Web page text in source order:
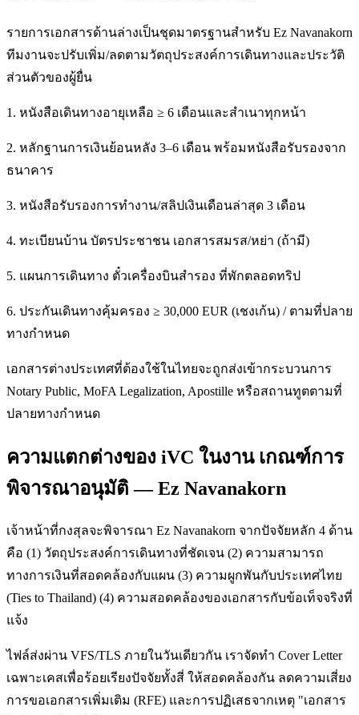
รายการเอกสารด้านล่างเป็นชุดมาตรฐานสำหรับ Ez Navanakorn
ทีมงานจะปรับเพิ่ม/ลดตามวัตถุประสงค์การเดินทางและประวัติ
ส่วนตัวของผู้ยื่น
1. หนังสือเดินทางอายุเหลือ ≥ 6 เดือนและสำเนาทุกหน้า
2. หลักฐานการเงินย้อนหลัง 3–6 เดือน พร้อมหนังสือรับรองจาก
ธนาคาร
3. หนังสือรับรองการทำงาน/สลิปเงินเดือนล่าสุด 3 เดือน
4. ทะเบียนบ้าน บัตรประชาชน เอกสารสมรส/หย่า (ถ้ามี)
5. แผนการเดินทาง ตั๋วเครื่องบินสำรอง ที่พักตลอดทริป
6. ประกันเดินทางคุ้มครอง ≥ 30,000 EUR (เชงเก้น) / ตามที่ปลาย
ทางกำหนด
เอกสารต่างประเทศที่ต้องใช้ในไทยจะถูกส่งเข้ากระบวนการ
Notary Public, MoFA Legalization, Apostille หรือสถานทูตตามที่
ปลายทางกำหนด
ความแตกต่างของ iVC ในงาน เกณฑ์การ
พิจารณาอนุมัติ — Ez Navanakorn
เจ้าหน้าที่กงสุลจะพิจารณา Ez Navanakorn จากปัจจัยหลัก 4 ด้าน
คือ (1) วัตถุประสงค์การเดินทางที่ชัดเจน (2) ความสามารถ
ทางการเงินที่สอดคล้องกับแผน (3) ความผูกพันกับประเทศไทย
(Ties to Thailand) (4) ความสอดคล้องของเอกสารกับข้อเท็จจริงที่
แจ้ง
ไฟล์ส่งผ่าน VFS/TLS ภายในวันเดียวกัน เราจัดทำ Cover Letter
เฉพาะเคสเพื่อร้อยเรียงปัจจัยทั้งสี่ ให้สอดคล้องกัน ลดความเสี่ยง
การขอเอกสารเพิ่มเติม (RFE) และการปฏิเสธจากเหตุ "เอกสาร